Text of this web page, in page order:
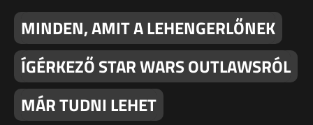
MINDEN, AMIT A LEHENGERLŐNEK
ÍGÉRKEZŐ STAR WARS OUTLAWSRÓL
MÁR TUDNI LEHET